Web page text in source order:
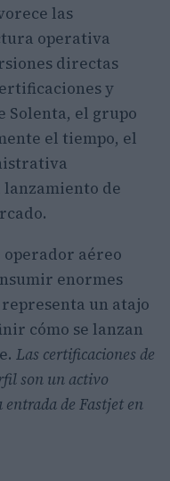
las
operativa
directas
y
Solenta, el grupo
el tiempo, el
lanzamiento de
aéreo
enormes
un atajo
cómo se lanzan
Las certificaciones de
son un activo
de Fastjet en